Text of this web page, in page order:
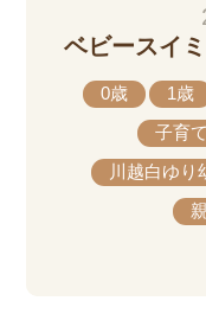
ベビースイ
0歳 1歳
子育て
川越白ゆり